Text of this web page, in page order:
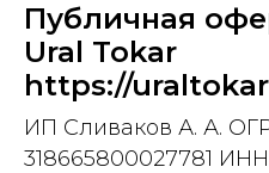
Публичная
Ural Tokar
https://
ИП Сливаков А. А.
318665800027781 ИНН